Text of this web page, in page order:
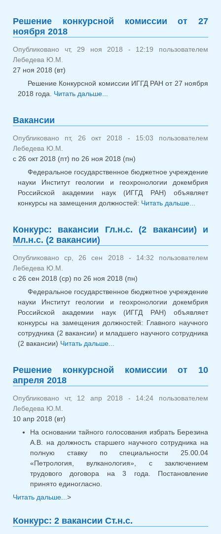
Решение конкурсной комиссии от 27
ноября 2018
Опубликовано чт, 29 ноя 2018 - 12:19 пользователем
Лебедева Ю.М.
27 ноя 2018 (вт)
Решение Конкурсной комиссии ИГГД РАН от 27 ноября
2018 года. Читать дальше...
Вакансии
Опубликовано пт, 26 окт 2018 - 15:03 пользователем
Лебедева Ю.М.
с 26 окт 2018 (пт) по 26 ноя 2018 (пн)
Федеральное государственное бюджетное учреждение
науки Институт геологии и геохронологии докембрия
Российской академии наук (ИГГД РАН) объявляет
конкурсы на замещения должностей: Читать дальше...
Конкурс: вакансии Гл.н.с. (2 вакансии) и
Мл.н.с. (2 вакансии)
Опубликовано ср, 26 сен 2018 - 14:32 пользователем
Лебедева Ю.М.
с 26 сен 2018 (ср) по 26 ноя 2018 (пн)
Федеральное государственное бюджетное учреждение
науки Институт геологии и геохронологии докембрия
Российской академии наук (ИГГД РАН) объявляет
конкурсы на замещения должностей: Главного научного
сотрудника (2 вакансии) и младшего научного сотрудника
(2 вакансии) Читать дальше...
Решение конкурсной комиссии от 10
апреля 2018
Опубликовано чт, 12 апр 2018 - 14:24 пользователем
Лебедева Ю.М.
10 апр 2018 (вт)
На основании тайного голосования избрать Березина
А.В. на должность старшего научного сотрудника на
полную ставку по специальности 25.00.04
«Петрология, вулканология», с заключением
трудового договора на 3 года. Постановление
принято единогласно.
Читать дальше...о Решение конкурсной комиссии от 10
>
Конкурс: 2 вакансии Ст.н.с.